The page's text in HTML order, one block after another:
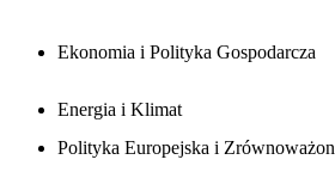
Ekonomia i Polityka Gospodarcza
Energia i Klimat
Polityka Europejska i